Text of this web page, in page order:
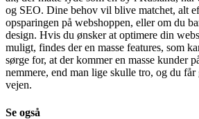
og SEO. Dine behov vil blive matchet, alt
opsparingen på webshoppen, eller om du
design. Hvis du ønsker at optimere din
muligt, findes der en masse features, som
sørge for, at der kommer en masse kunder
nemmere, end man lige skulle tro, og du får
vejen.
Se også